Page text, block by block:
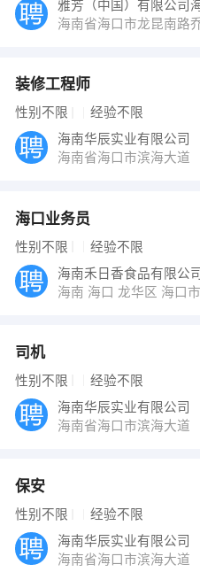
海南省海口市龙昆南路
装修工程师
性别不限 经验不限
海南华辰实业有限公司
海南省海口市滨海大道
海口业务员
性别不限 经验不限
海南禾日香食品有限公司
海南 海口 龙华区 海口
司机
性别不限 经验不限
海南华辰实业有限公司
海南省海口市滨海大道
保安
性别不限 经验不限
海南华辰实业有限公司
海南省海口市滨海大道